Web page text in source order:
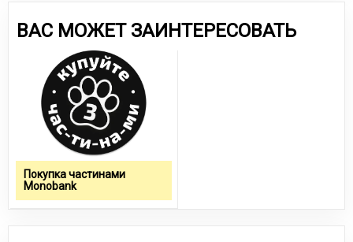
ВАС МОЖЕТ ЗАИНТЕРЕСОВАТЬ
Покупка частинами
Monobank